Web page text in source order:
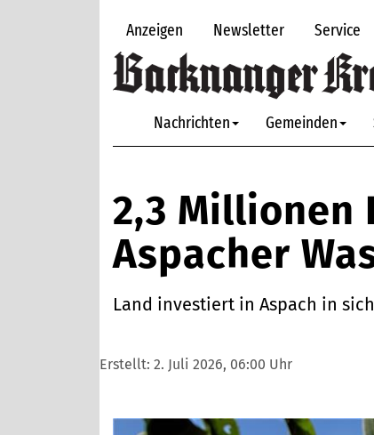
Anzeigen Newsletter Service
Nachrichten Gemeinden
2,3 Millionen
Aspacher
Land investiert in Aspach in
Erstellt: 2. Juli 2026, 06:00 Uhr